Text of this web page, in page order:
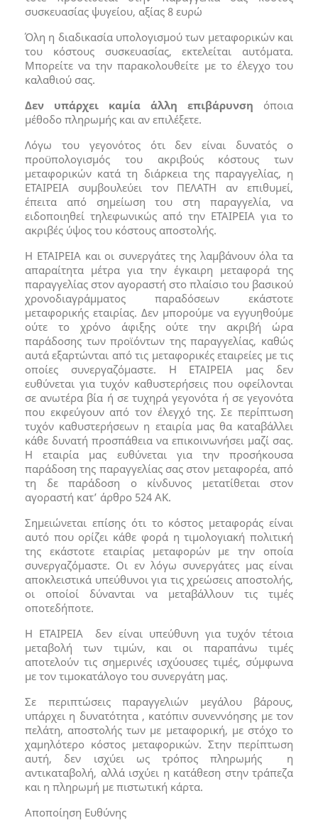
συσκευασίας ψυγείου, αξίας 8 ευρώ
Όλη η διαδικασία υπολογισμού των μεταφορικών και
του κόστους συσκευασίας, εκτελείται αυτόματα.
Μπορείτε να την παρακολουθείτε με το έλεγχο του
καλαθιού σας.
Δεν υπάρχει καμία άλλη επιβάρυνση όποια
μέθοδο πληρωμής και αν επιλέξετε.
Λόγω του γεγονότος ότι δεν είναι δυνατός ο
προϋπολογισμός του ακριβούς κόστους των
μεταφορικών κατά τη διάρκεια της παραγγελίας, η
ΕΤΑΙΡΕΙΑ συμβουλεύει τον ΠΕΛΑΤΗ αν επιθυμεί,
έπειτα από σημείωση του στη παραγγελία, να
ειδοποιηθεί τηλεφωνικώς από την ΕΤΑΙΡΕΙΑ για το
ακριβές ύψος του κόστους αποστολής.
Η ΕΤΑΙΡΕΙΑ και οι συνεργάτες της λαμβάνουν όλα τα
απαραίτητα μέτρα για την έγκαιρη μεταφορά της
παραγγελίας στον αγοραστή στο πλαίσιο του βασικού
χρονοδιαγράμματος παραδόσεων εκάστοτε
μεταφορικής εταιρίας. Δεν μπορούμε να εγγυηθούμε
ούτε το χρόνο άφιξης ούτε την ακριβή ώρα
παράδοσης των προϊόντων της παραγγελίας, καθώς
αυτά εξαρτώνται από τις μεταφορικές εταιρείες με τις
οποίες συνεργαζόμαστε. Η ΕΤΑΙΡΕΙΑ μας δεν
ευθύνεται για τυχόν καθυστερήσεις που οφείλονται
σε ανωτέρα βία ή σε τυχηρά γεγονότα ή σε γεγονότα
που εκφεύγουν από τον έλεγχό της. Σε περίπτωση
τυχόν καθυστερήσεων η εταιρία μας θα καταβάλλει
κάθε δυνατή προσπάθεια να επικοινωνήσει μαζί σας.
Η εταιρία μας ευθύνεται για την προσήκουσα
παράδοση της παραγγελίας σας στον μεταφορέα, από
τη δε παράδοση ο κίνδυνος μετατίθεται στον
αγοραστή κατ’ άρθρο 524 ΑΚ.
Σημειώνεται επίσης ότι το κόστος μεταφοράς είναι
αυτό που ορίζει κάθε φορά η τιμολογιακή πολιτική
της εκάστοτε εταιρίας μεταφορών με την οποία
συνεργαζόμαστε. Οι εν λόγω συνεργάτες μας είναι
αποκλειστικά υπεύθυνοι για τις χρεώσεις αποστολής,
οι οποίοί δύνανται να μεταβάλλουν τις τιμές
οποτεδήποτε.
Η ΕΤΑΙΡΕΙΑ δεν είναι υπεύθυνη για τυχόν τέτοια
μεταβολή των τιμών, και οι παραπάνω τιμές
αποτελούν τις σημερινές ισχύουσες τιμές, σύμφωνα
με τον τιμοκατάλογο του συνεργάτη μας.
Σε περιπτώσεις παραγγελιών μεγάλου βάρους,
υπάρχει η δυνατότητα , κατόπιν συνεννόησης με τον
πελάτη, αποστολής των με μεταφορική, με στόχο το
χαμηλότερο κόστος μεταφορικών. Στην περίπτωση
αυτή, δεν ισχύει ως τρόπος πληρωμής η
αντικαταβολή, αλλά ισχύει η κατάθεση στην τράπεζα
και η πληρωμή με πιστωτική κάρτα.
Αποποίηση Ευθύνης